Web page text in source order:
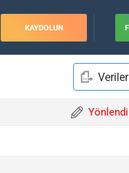
KAYDOLUN